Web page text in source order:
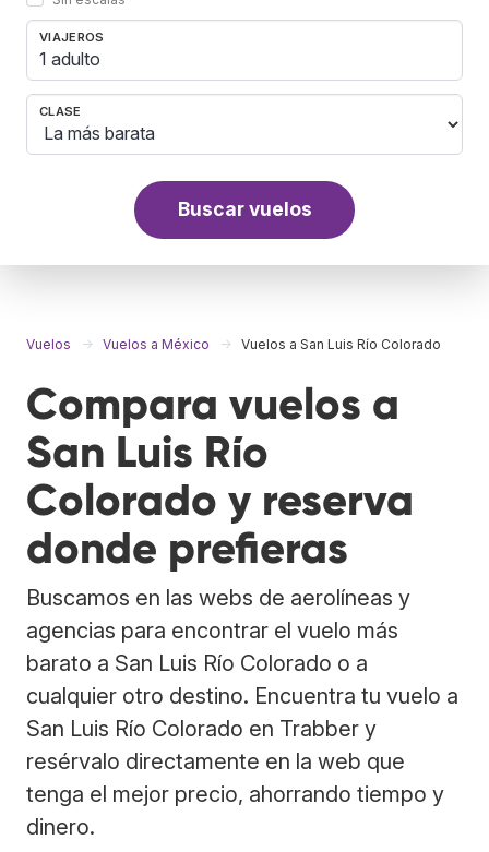
VIAJEROS
1 adulto
CLASE
Buscar vuelos
Vuelos Vuelos a México Vuelos a San Luis Río Colorado
Compara vuelos a
San Luis Río
Colorado y reserva
donde prefieras
Buscamos en las webs de aerolíneas y
agencias para encontrar el vuelo más
barato a San Luis Río Colorado o a
cualquier otro destino. Encuentra tu vuelo a
San Luis Río Colorado en Trabber y
resérvalo directamente en la web que
tenga el mejor precio, ahorrando tiempo y
dinero.